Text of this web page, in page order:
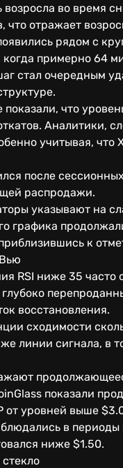
возросла во время
что отражает
рядом с
примерно 64
стал очередным
что
Аналитики,
учитывая, что
после
распродажи.
указывают на
графика
к
RSI ниже 35
восстановления.
сходимости
линии сигнала, в
показали
от уровней выше
в периоды
ниже $1.50.